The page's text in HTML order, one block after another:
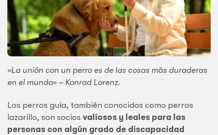
»La unión con un perro es de las cosas más duraderas
en el mundo» – Konrad Lorenz.
Los perros guía, también conocidos como perros
lazarillo, son socios valiosos y leales para las
personas con algún grado de discapacidad